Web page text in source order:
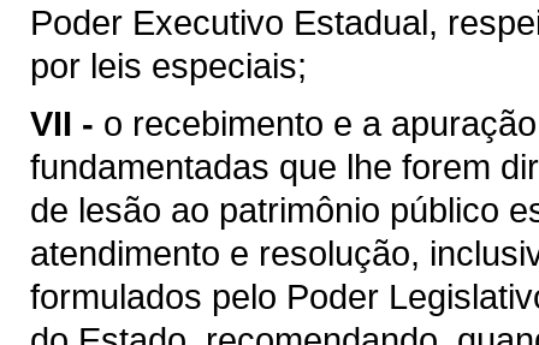
Poder Executivo Estadual,
por leis especiais;
VII - o recebimento e a
fundamentadas que lhe forem
de lesão ao patrimônio público
atendimento e resolução,
formulados pelo Poder